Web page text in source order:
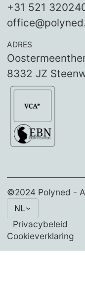
+31 521
ADRES
8332 JZ
©2024 Polyned -
NL
Privacybeleid
Cookieverklaring